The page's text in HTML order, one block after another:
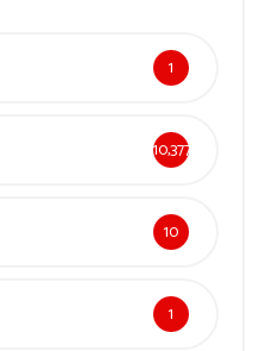
1
10,377
10
1